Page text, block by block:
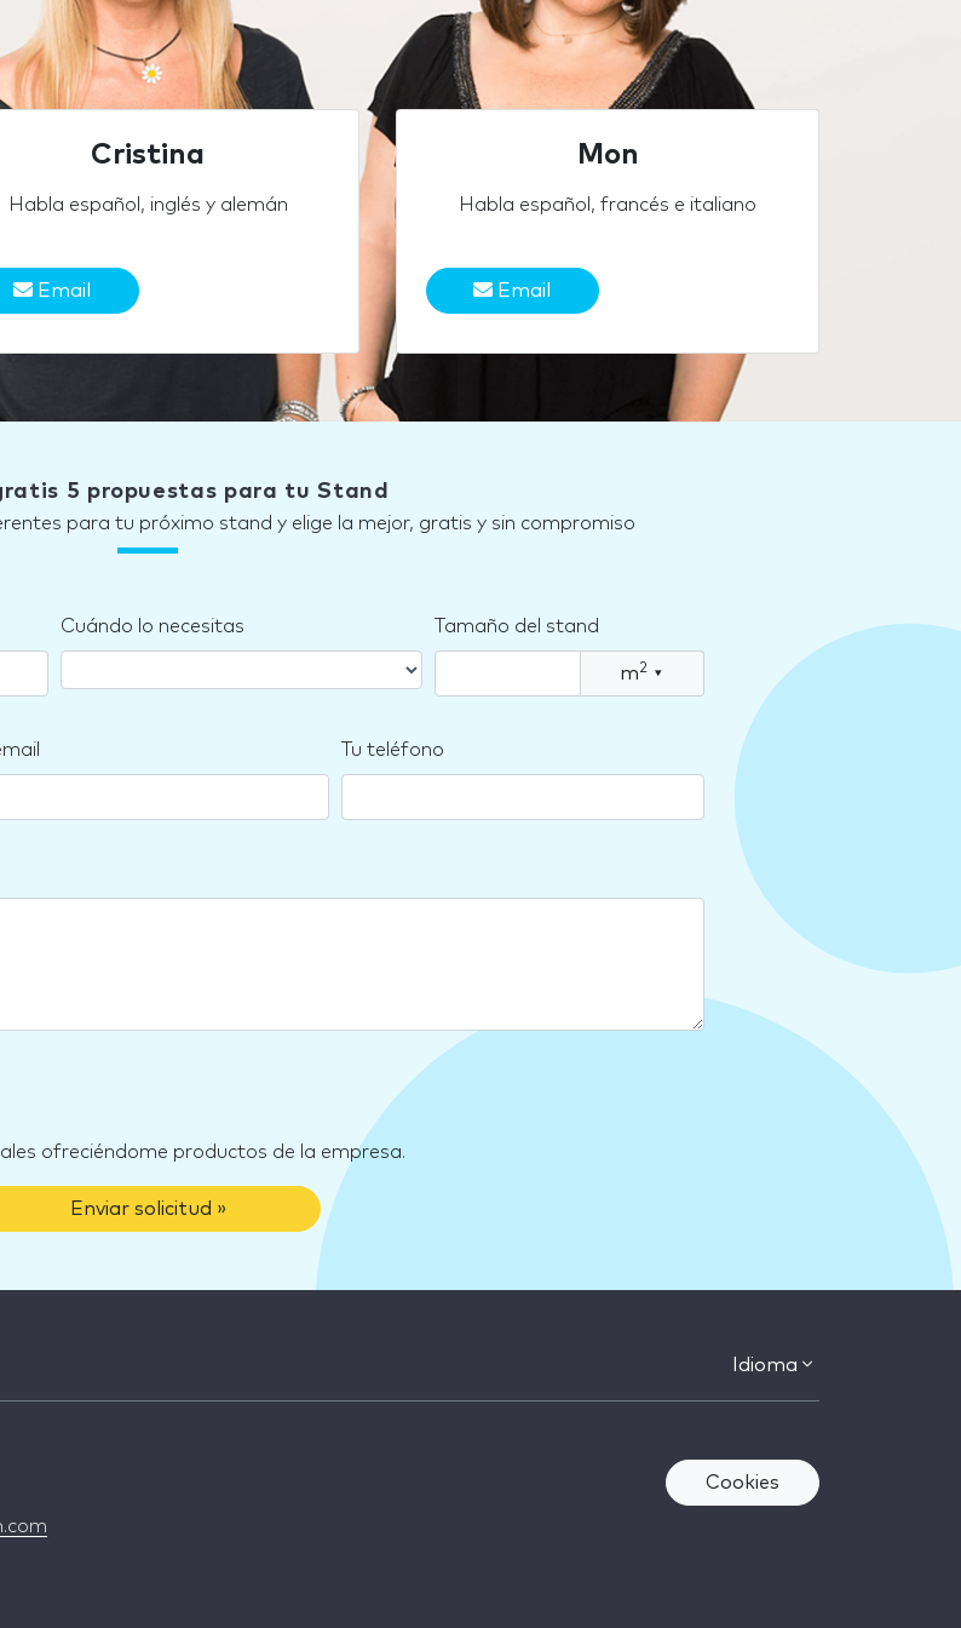
Cristina
Habla español, inglés y alemán
Email
Mon
Habla español, francés e italiano
Email
5 propuestas para tu Stand
para tu próximo stand y elige la mejor, gratis y sin compromiso
Cuándo lo necesitas Tamaño del stand
m2 ▾
Tu teléfono
ofreciéndome productos de la empresa.
Enviar solicitud »
Idioma
Cookies